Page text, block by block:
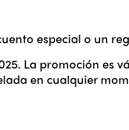
especial o un
La promoción es
en cualquier